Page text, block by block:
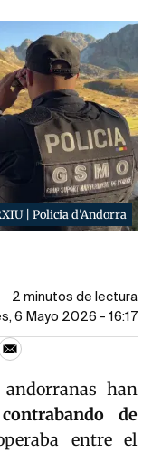
| Policia d'Andorra
2 minutos de lectura
6 Mayo 2026 - 16:17
han
contrabando de
entre el